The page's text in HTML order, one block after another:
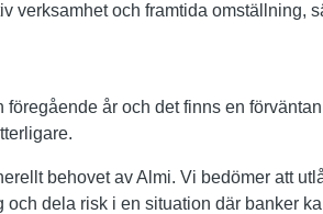
verksamhet och framtida omställning,
år och det finns en
behovet av Almi. Vi bedömer att
dela risk i en situation där banker